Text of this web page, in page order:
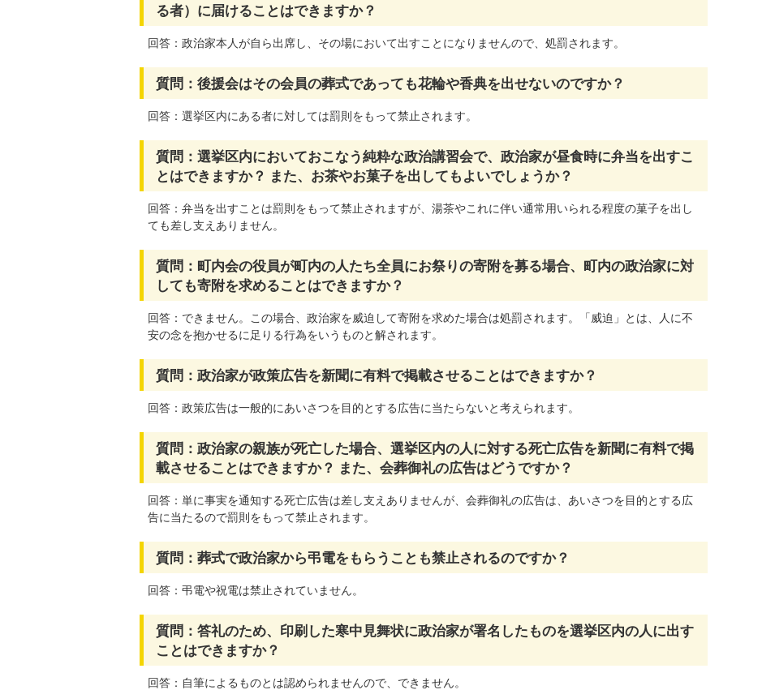
る者）に届けることはできますか？
回答：政治家本人が自ら出席し、その場において出すことになりませんので、処罰されます。
質問：後援会はその会員の葬式であっても花輪や香典を出せないのですか？
回答：選挙区内にある者に対しては罰則をもって禁止されます。
質問：選挙区内においておこなう純粋な政治講習会で、政治家が昼食時に弁当を出すこ
とはできますか？ また、お茶やお菓子を出してもよいでしょうか？
回答：弁当を出すことは罰則をもって禁止されますが、湯茶やこれに伴い通常用いられる程度の菓子を出し
ても差し支えありません。
質問：町内会の役員が町内の人たち全員にお祭りの寄附を募る場合、町内の政治家に対
しても寄附を求めることはできますか？
回答：できません。この場合、政治家を威迫して寄附を求めた場合は処罰されます。「威迫」とは、人に不
安の念を抱かせるに足りる行為をいうものと解されます。
質問：政治家が政策広告を新聞に有料で掲載させることはできますか？
回答：政策広告は一般的にあいさつを目的とする広告に当たらないと考えられます。
質問：政治家の親族が死亡した場合、選挙区内の人に対する死亡広告を新聞に有料で掲
載させることはできますか？ また、会葬御礼の広告はどうですか？
回答：単に事実を通知する死亡広告は差し支えありませんが、会葬御礼の広告は、あいさつを目的とする広
告に当たるので罰則をもって禁止されます。
質問：葬式で政治家から弔電をもらうことも禁止されるのですか？
回答：弔電や祝電は禁止されていません。
質問：答礼のため、印刷した寒中見舞状に政治家が署名したものを選挙区内の人に出す
ことはできますか？
回答：自筆によるものとは認められませんので、できません。